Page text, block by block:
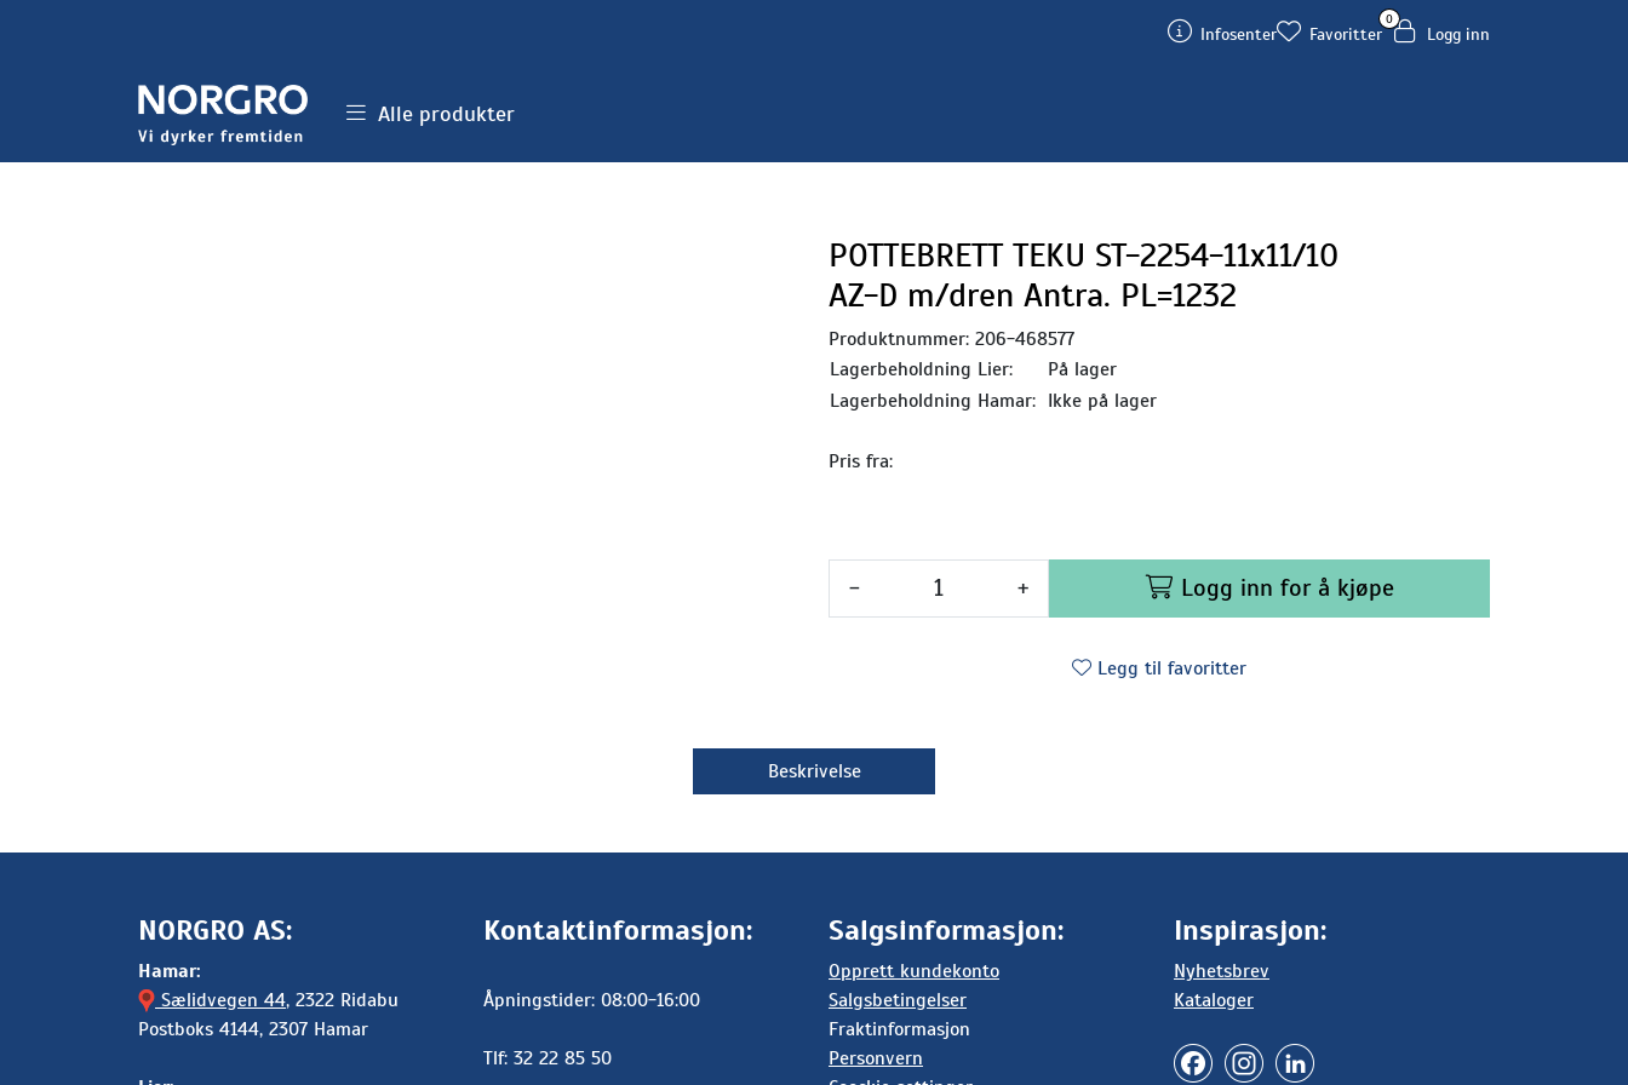
Infosenter
0
Favoritter Logg inn
Alle produkter
POTTEBRETT TEKU ST-2254-11x11/10
AZ-D m/dren Antra. PL=1232
Produktnummer: 206-468577
Lagerbeholdning Lier:
På lager
Lagerbeholdning Hamar: Ikke på lager
Pris fra:
- + Logg inn for å kjøpe
Legg til favoritter
Beskrivelse
NORGRO AS:
Hamar:
Sælidvegen 44, 2322 Ridabu
Postboks 4144, 2307 Hamar
Kontaktinformasjon:
Åpningstider: 08:00-16:00
Tlf: 32 22 85 50
Salgsinformasjon:
Opprett kundekonto
Salgsbetingelser
Fraktinformasjon
Personvern
Inspirasjon:
Nyhetsbrev
Kataloger